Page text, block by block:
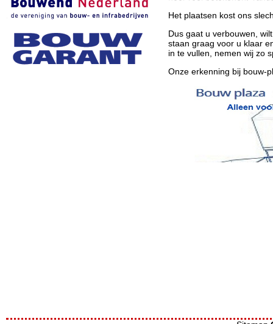
Het plaatsen kost ons
Dus gaat u verbouwen,
staan graag voor u klaar
in te vullen, nemen wij zo
Onze erkenning bij bouw-